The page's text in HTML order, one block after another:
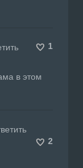
1
в этом
2